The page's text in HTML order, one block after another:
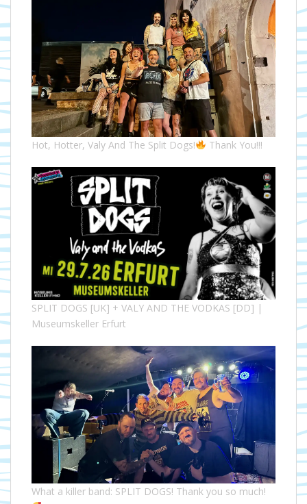
Hot, Hotter, Valy And The Split Dogs! Thank You!!!
SPLIT DOGS [UK] + VALY AND THE VODKAS [DD] |
Museumskeller Erfurt
What a killer band: SPLIT DOGS! Thank you so much!